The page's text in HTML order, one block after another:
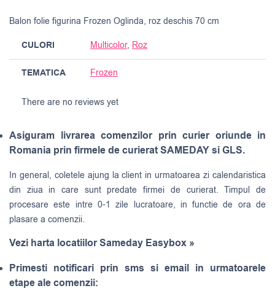
Balon folie figurina Frozen Oglinda, roz deschis 70 cm
CULORI Multicolor, Roz
TEMATICA Frozen
There are no reviews yet
Asiguram livrarea comenzilor prin curier oriunde in
Romania prin firmele de curierat SAMEDAY si GLS.
In general, coletele ajung la client in urmatoarea zi calendaristica
din ziua in care sunt predate firmei de curierat. Timpul de
procesare este intre 0-1 zile lucratoare, in functie de ora de
plasare a comenzii.
Vezi harta locatiilor Sameday Easybox »
Primesti notificari prin sms si email in urmatoarele
etape ale comenzii: